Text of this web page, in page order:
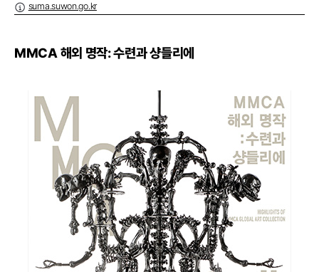
suma.suwon.go.kr
MMCA 해외 명작: 수련과 샹들리에